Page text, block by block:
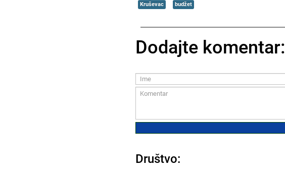
Kruševac budžet
Dodajte komentar:
Društvo: